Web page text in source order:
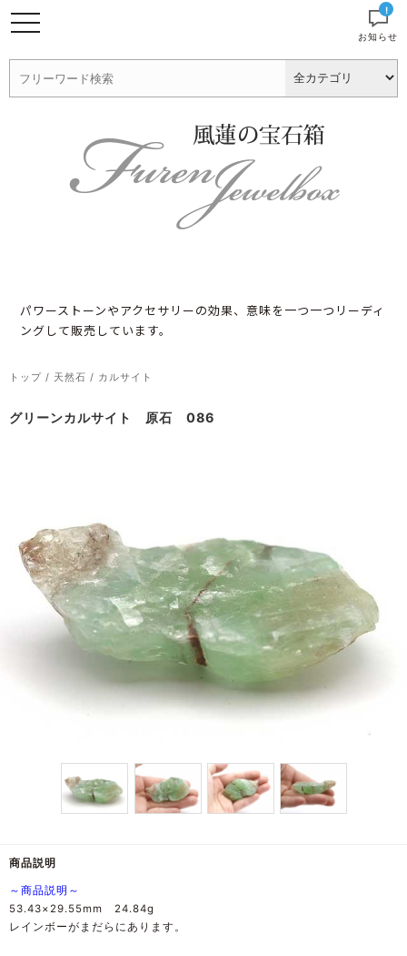
パワーストーンやアクセサリーの効果、意味を一つ一つリーディ
ングして販売しています。
!
お知らせ
トップ / 天然石 / カルサイト
グリーンカルサイト 原石 086
商品説明
～商品説明～
53.43×29.55mm 24.84g
レインボーがまだらにあります。